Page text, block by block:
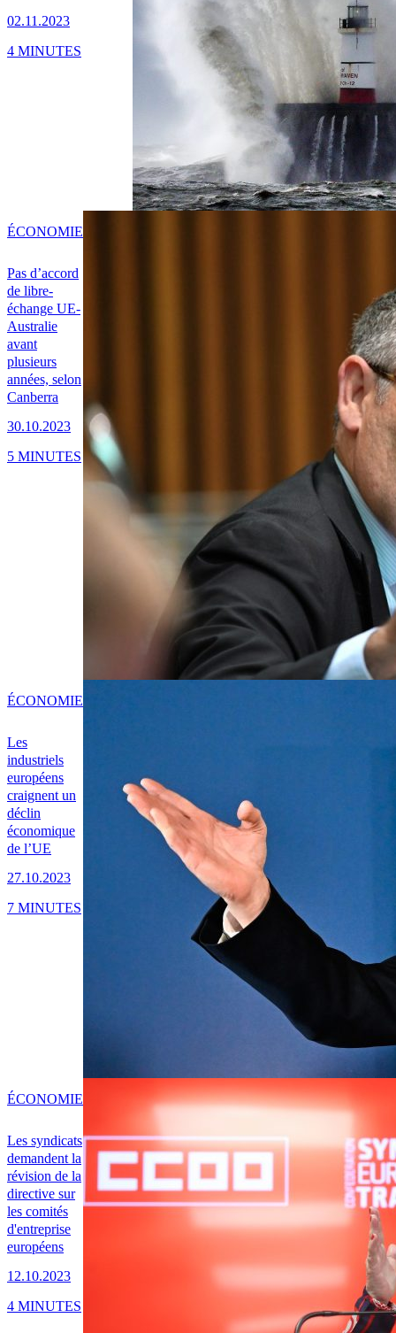
02.11.2023
4 MINUTES
Pas d’accord
de libre-
échange UE-
Australie
avant
plusieurs
années, selon
Canberra
30.10.2023
ÉCONOMIE
5 MINUTES
Les
industriels
européens
craignent un
déclin
économique
de l’UE
27.10.2023
ÉCONOMIE
7 MINUTES
Les syndicats
demandent la
révision de la
directive sur
les comités
d'entreprise
européens
12.10.2023
ÉCONOMIE
4 MINUTES